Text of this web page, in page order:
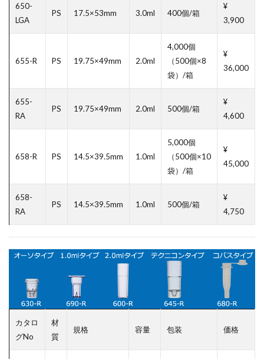
650-
LGA
PS 17.5×53mm 3.0ml 400個/箱
¥
3,900
655-R PS 19.75×49mm 2.0ml
4,000個
（500個×8
袋）/箱
¥
36,000
655-
RA
PS 19.75×49mm 2.0ml 500個/箱
¥
4,600
658-R PS 14.5×39.5mm 1.0ml
5,000個
（500個×10
袋）/箱
¥
45,000
658-
RA
PS 14.5×39.5mm 1.0ml 500個/箱
¥
4,750
カタロ
グNo
材
質
規格 容量 包装 価格